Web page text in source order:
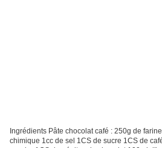
Ingrédients Pâte chocolat café : 250g de
chimique 1cc de sel 1CS de sucre 1CS de